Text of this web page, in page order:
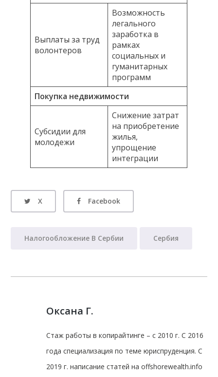
Выплаты за труд
волонтеров
Возможность
легального
заработка в
рамках
социальных и
гуманитарных
программ
Покупка недвижимости
Субсидии для
молодежи
Снижение затрат
на приобретение
жилья,
упрощение
интеграции
X Facebook
Налогообложение В Сербии Сербия
Оксана Г.
Стаж работы в копирайтинге – с 2010 г. С 2016
года специализация по теме юриспруденция. С
2019 г. написание статей на offshorewealth.info